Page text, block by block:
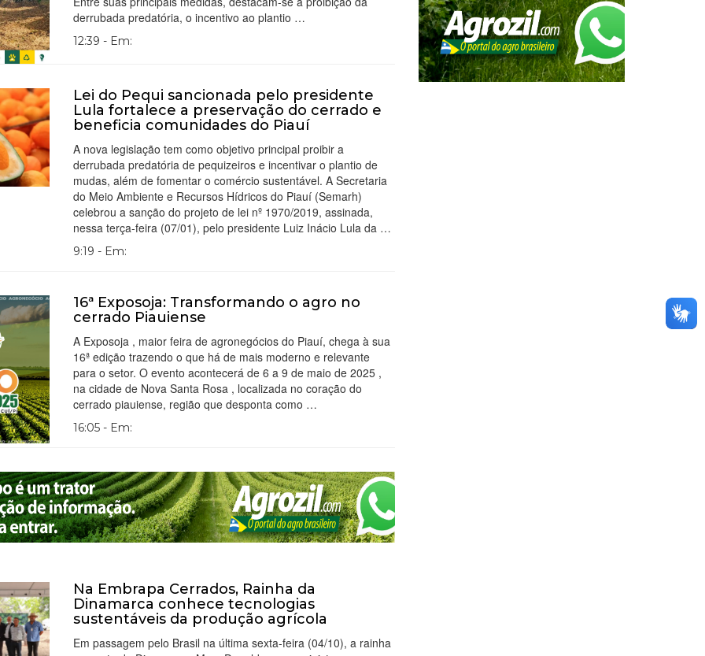
derrubada predatória, o incentivo ao plantio …
12:39 - Em:
Lei do Pequi sancionada pelo presidente
Lula fortalece a preservação do cerrado e
beneficia comunidades do Piauí
A nova legislação tem como objetivo principal proibir a
derrubada predatória de pequizeiros e incentivar o plantio de
mudas, além de fomentar o comércio sustentável. A Secretaria
do Meio Ambiente e Recursos Hídricos do Piauí (Semarh)
celebrou a sanção do projeto de lei nº 1970/2019, assinada,
nessa terça-feira (07/01), pelo presidente Luiz Inácio Lula da …
9:19 - Em:
16ª Exposoja: Transformando o agro no
cerrado Piauiense
A Exposoja , maior feira de agronegócios do Piauí, chega à sua
16ª edição trazendo o que há de mais moderno e relevante
para o setor. O evento acontecerá de 6 a 9 de maio de 2025 ,
na cidade de Nova Santa Rosa , localizada no coração do
cerrado piauiense, região que desponta como …
16:05 - Em:
Na Embrapa Cerrados, Rainha da
Dinamarca conhece tecnologias
sustentáveis da produção agrícola
Em passagem pelo Brasil na última sexta-feira (04/10), a rainha